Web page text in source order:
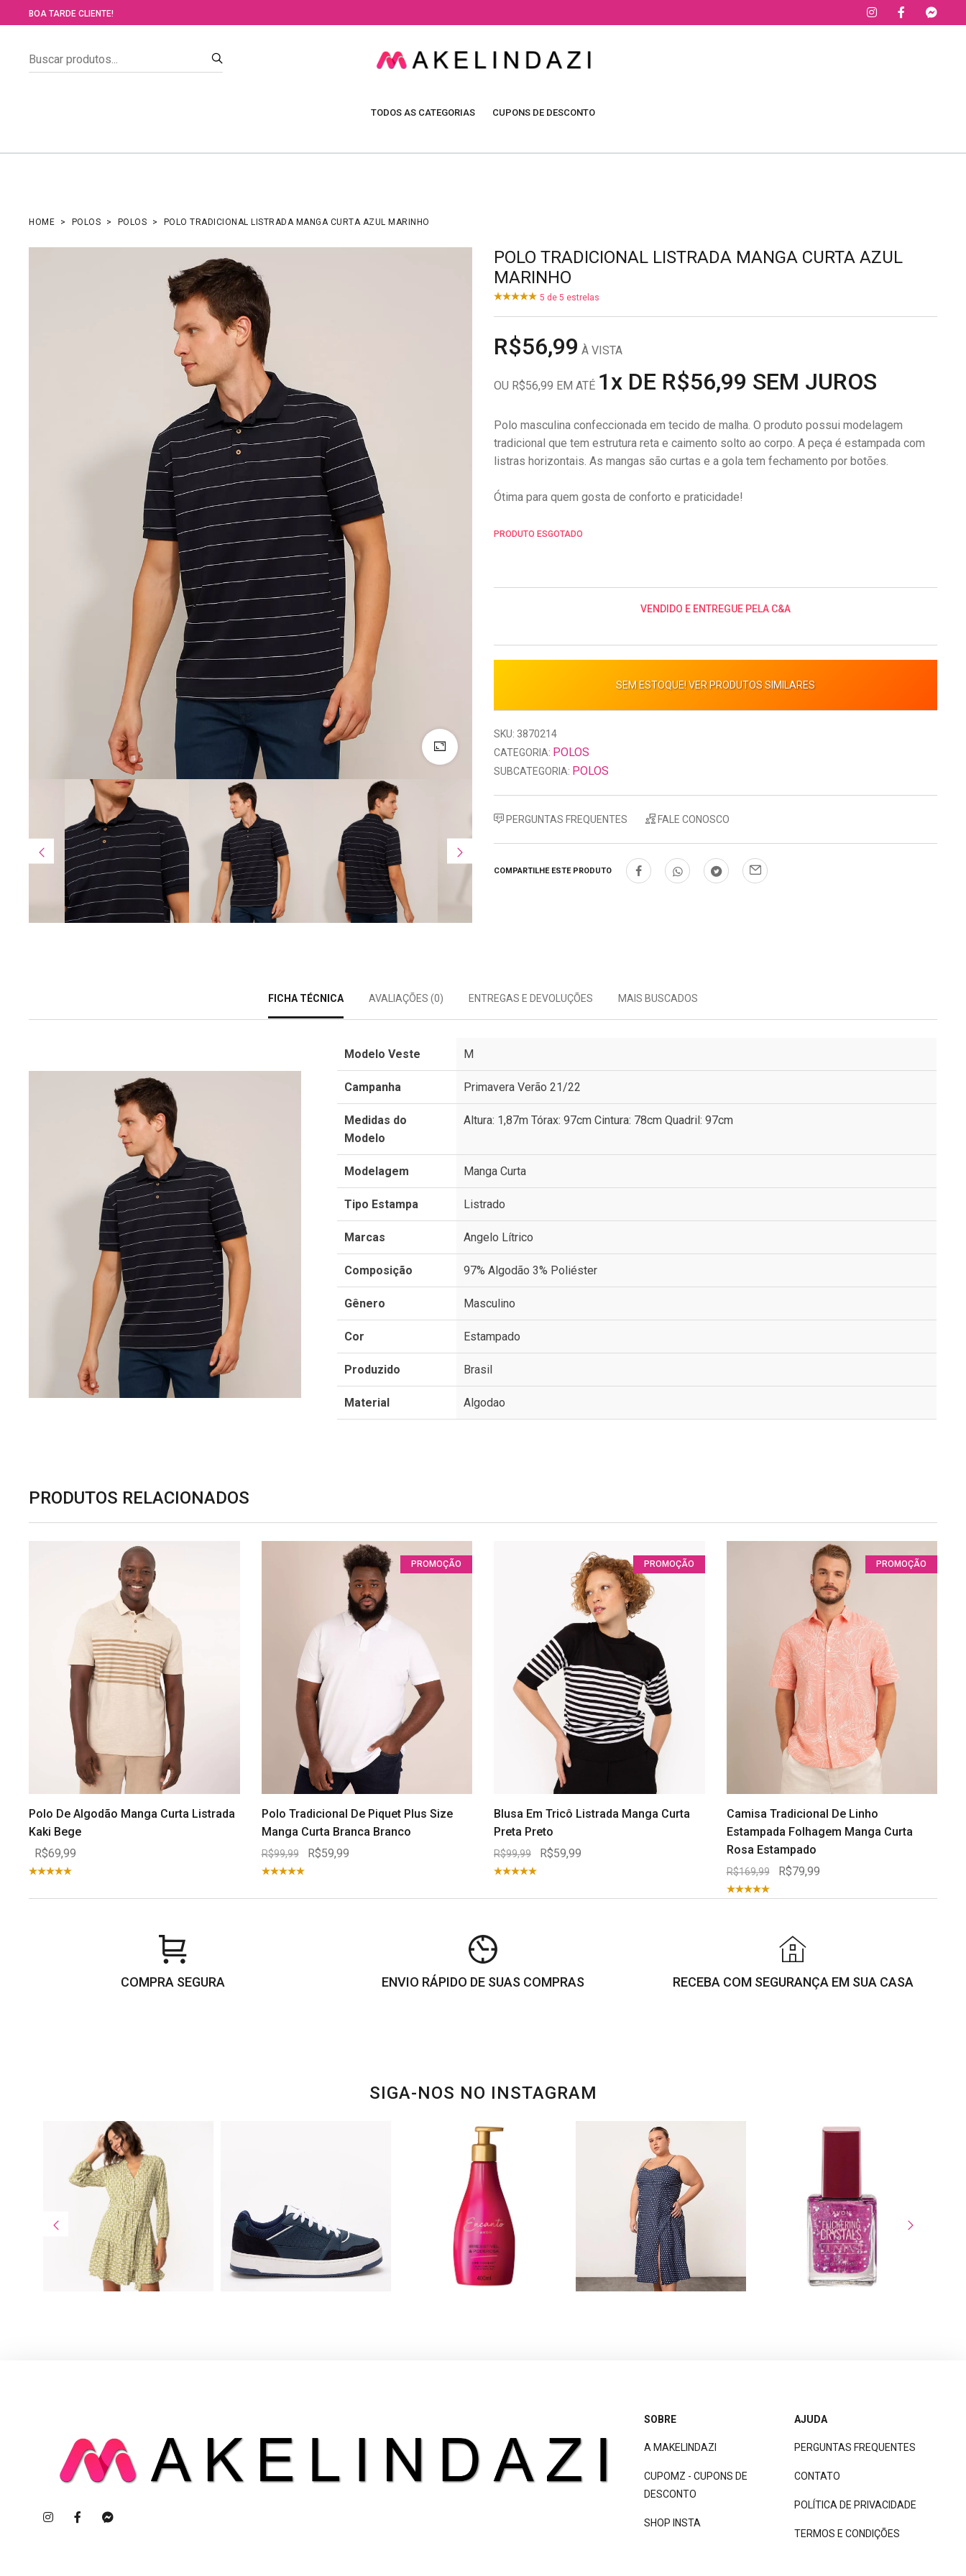
BOA TARDE CLIENTE!
TODOS AS CATEGORIAS CUPONS DE DESCONTO
HOME POLOS POLOS POLO TRADICIONAL LISTRADA MANGA CURTA AZUL MARINHO
POLO TRADICIONAL LISTRADA MANGA CURTA AZUL
MARINHO
5 de 5 estrelas
R$56,99 À VISTA
OU R$56,99 EM ATÉ 1x DE R$56,99 SEM JUROS
Polo masculina confeccionada em tecido de malha. O produto possui modelagem
tradicional que tem estrutura reta e caimento solto ao corpo. A peça é estampada com
listras horizontais. As mangas são curtas e a gola tem fechamento por botões.
Ótima para quem gosta de conforto e praticidade!
PRODUTO ESGOTADO
VENDIDO E ENTREGUE PELA C&A
SEM ESTOQUE! VER PRODUTOS SIMILARES
SKU: 3870214
CATEGORIA: POLOS
SUBCATEGORIA: POLOS
PERGUNTAS FREQUENTES FALE CONOSCO
COMPARTILHE ESTE PRODUTO
FICHA TÉCNICA AVALIAÇÕES (0) ENTREGAS E DEVOLUÇÕES MAIS BUSCADOS
Modelo Veste M
Campanha Primavera Verão 21/22
Medidas do
Modelo
Altura: 1,87m Tórax: 97cm Cintura: 78cm Quadril: 97cm
Modelagem Manga Curta
Tipo Estampa Listrado
Marcas Angelo Lítrico
Composição 97% Algodão 3% Poliéster
Gênero Masculino
Cor Estampado
Produzido Brasil
Material Algodao
PRODUTOS RELACIONADOS
Polo De Algodão Manga Curta Listrada
Kaki Bege
R$69,99
PROMOÇÃO
Polo Tradicional De Piquet Plus Size
Manga Curta Branca Branco
R$99,99 R$59,99
PROMOÇÃO
Blusa Em Tricô Listrada Manga Curta
Preta Preto
R$99,99 R$59,99
PROMOÇÃO
Camisa Tradicional De Linho
Estampada Folhagem Manga Curta
Rosa Estampado
R$169,99 R$79,99
COMPRA SEGURA ENVIO RÁPIDO DE SUAS COMPRAS RECEBA COM SEGURANÇA EM SUA CASA
SIGA-NOS NO INSTAGRAM
SOBRE
A MAKELINDAZI
CUPOMZ - CUPONS DE
DESCONTO
SHOP INSTA
AJUDA
PERGUNTAS FREQUENTES
CONTATO
POLÍTICA DE PRIVACIDADE
TERMOS E CONDIÇÕES